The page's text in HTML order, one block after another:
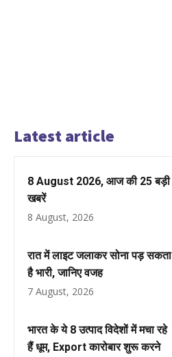
Latest article
8 August 2026, आज की 25 बड़ी
खबरें
8 August, 2026
रात में लाइट जलाकर सोना पड़ सकता
है भारी, जानिए वजह
7 August, 2026
भारत के ये 8 उत्पाद विदेशों में मचा रहे
हैं धूम, Export कारोबार शुरू करने